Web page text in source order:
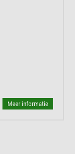
Meer informatie